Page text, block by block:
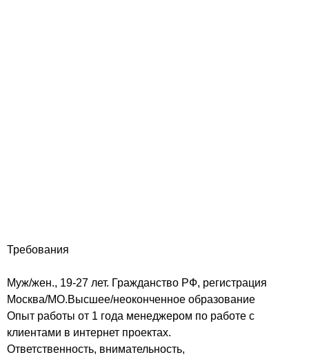
Требования
Муж/жен., 19-27 лет. Гражданство РФ, регистрация
Москва/МО.Высшее/неоконченное образование
Опыт работы от 1 года менеджером по работе с
клиентами в интернет проектах.
Ответственность, внимательность,